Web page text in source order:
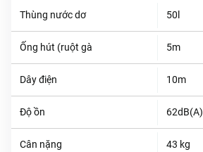
Thùng nước dơ 50l
Ống hút (ruột gà 5m
Dây điện 10m
Độ ồn 62dB(A)
Cân nặng 43 kg